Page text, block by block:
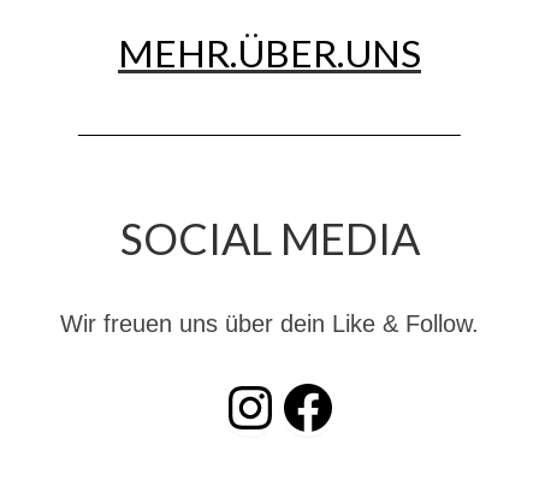
BeiträgeMEHR.ÜBER.UNS
SOCIAL MEDIA
Wir freuen uns über dein Like & Follow.
INSTAGRAM Facebook